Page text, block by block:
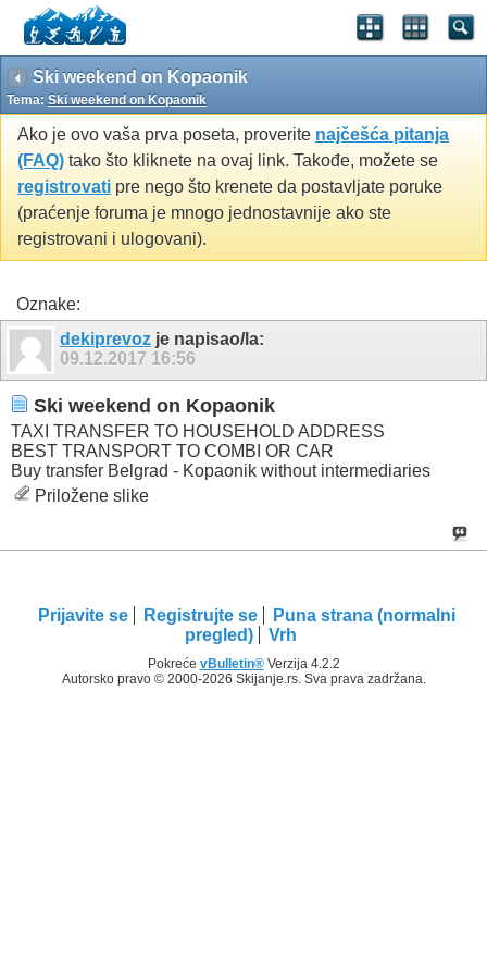
Ski weekend on Kopaonik
Tema: Ski weekend on Kopaonik
Ako je ovo vaša prva poseta, proverite najčešća pitanja
(FAQ) tako što kliknete na ovaj link. Takođe, možete se
registrovati pre nego što krenete da postavljate poruke
(praćenje foruma je mnogo jednostavnije ako ste
registrovani i ulogovani).
Oznake:
dekiprevoz je napisao/la:
09.12.2017 16:56
Ski weekend on Kopaonik
TAXI TRANSFER TO HOUSEHOLD ADDRESS
BEST TRANSPORT TO COMBI OR CAR
Buy transfer Belgrad - Kopaonik without intermediaries
Priložene slike
Prijavite se Registrujte se
Puna strana (normalni
pregled)
Vrh
Pokreće vBulletin®Verzija 4.2.2
Autorsko pravo © 2000-2026 Skijanje.rs. Sva prava zadržana.